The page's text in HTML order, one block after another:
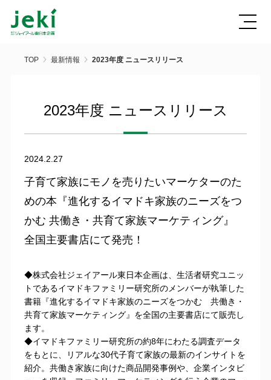
TOP 最新情報 2023年度 ニュースリリース
2023年度 ニュースリリース
2024.2.27
子育て家族にモノを売りたいマーケターのた
めの本『進化するイマドキ家族のニーズをつ
かむ 共働き・共育て家族マーケティング』
全国主要書店にて発売！
◆株式会社ジェイアール東日本企画は、生活者研究ユニッ
トであるイマドキファミリー研究所のメンバーが執筆した
書籍『進化するイマドキ家族のニーズをつかむ 共働き・
共育て家族マーケティング』を全国の主要書店にて販売し
ます。
◆イマドキファミリー研究所の約8年にわたる調査データ
をもとに、リアルな30代子育て家族の最新のインサイトを
紹介。共働き家族に向けた商品開発事例や、企業インタビ